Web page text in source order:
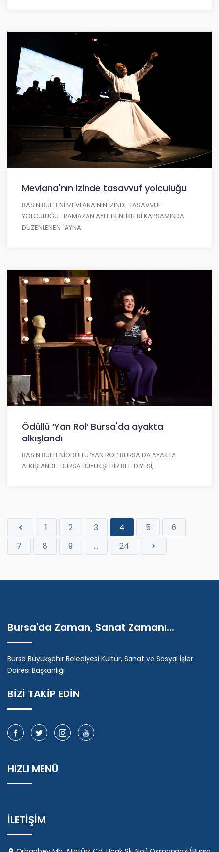
Mevlana'nın izinde tasavvuf yolculuğu
BASIN BÜLTENİ MEVLANA’NIN İZİNDE TASAVVUF
YOLCULUĞU -RAMAZAN AYI ETKİNLİKLERİ KAPSAMINDA
DÜZENLENEN "AYNA:
Ödüllü ‘Yan Rol’ Bursa'da ayakta
alkışlandı
BASIN BÜLTENİÖDÜLLÜ ‘YAN ROL’ BURSA’DA AYAKTA
ALKIŞLANDI- BURSA BÜYÜKŞEHİR BELEDİYESİ,
1 2 3 4 5
6
7
8 9 ... 24
Bursa'da Zaman, Sanat Zamanı...
Bursa Büyükşehir Belediyesi Kültür, Sanat ve Sosyal İşler
Dairesi Başkanlığı
BİZİ TAKİP EDİN
HIZLI MENÜ
İLETİŞİM